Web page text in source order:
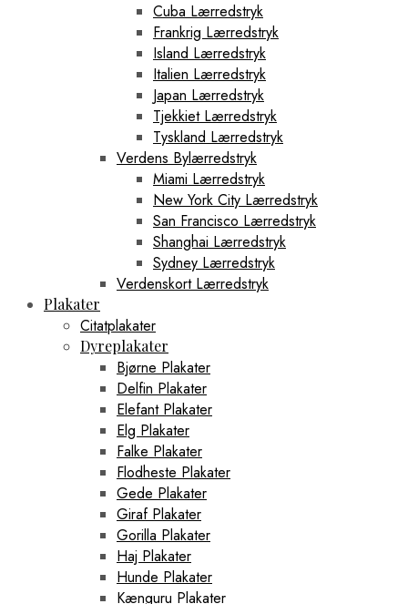
Cuba Lærredstryk
Frankrig Lærredstryk
Island Lærredstryk
Italien Lærredstryk
Japan Lærredstryk
Tjekkiet Lærredstryk
Tyskland Lærredstryk
Verdens Bylærredstryk
Miami Lærredstryk
New York City Lærredstryk
San Francisco Lærredstryk
Shanghai Lærredstryk
Sydney Lærredstryk
Verdenskort Lærredstryk
Plakater
Citatplakater
Dyreplakater
Bjørne Plakater
Delfin Plakater
Elefant Plakater
Elg Plakater
Falke Plakater
Flodheste Plakater
Gede Plakater
Giraf Plakater
Gorilla Plakater
Haj Plakater
Hunde Plakater
Kænguru Plakater